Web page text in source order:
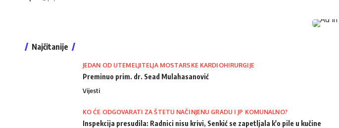
Najčitanije
JEDAN OD UTEMELJITELJA MOSTARSKE KARDIOHIRURGIJE
Preminuo prim. dr. Sead Mulahasanović
Vijesti
KO ĆE ODGOVARATI ZA ŠTETU NAČINJENU GRADU I JP KOMUNALNO?
Inspekcija presudila: Radnici nisu krivi, Senkić se zapetljala k'o pile u kučine